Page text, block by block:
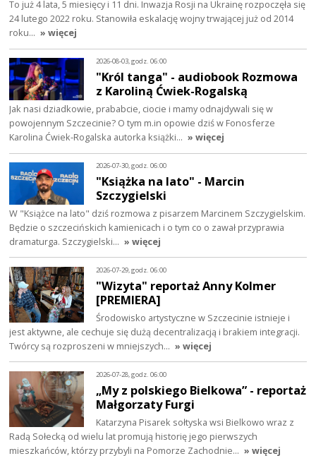
To już 4 lata, 5 miesięcy i 11 dni. Inwazja Rosji na Ukrainę rozpoczęła się
24 lutego 2022 roku. Stanowiła eskalację wojny trwającej już od 2014
roku… » więcej
2026-08-03, godz. 06:00
"Król tanga" - audiobook Rozmowa
z Karoliną Ćwiek-Rogalską
Jak nasi dziadkowie, prababcie, ciocie i mamy odnajdywali się w
powojennym Szczecinie? O tym m.in opowie dziś w Fonosferze
Karolina Ćwiek-Rogalska autorka książki… » więcej
2026-07-30, godz. 06:00
"Książka na lato" - Marcin
Szczygielski
W "Książce na lato" dziś rozmowa z pisarzem Marcinem Szczygielskim.
Będzie o szczecińskich kamienicach i o tym co o zawał przyprawia
dramaturga. Szczygielski… » więcej
2026-07-29, godz. 06:00
"Wizyta" reportaż Anny Kolmer
[PREMIERA]
Środowisko artystyczne w Szczecinie istnieje i
jest aktywne, ale cechuje się dużą decentralizacją i brakiem integracji.
Twórcy są rozproszeni w mniejszych… » więcej
2026-07-28, godz. 06:00
„My z polskiego Bielkowa” - reportaż
Małgorzaty Furgi
Katarzyna Pisarek sołtyska wsi Bielkowo wraz z
Radą Sołecką od wielu lat promują historię jego pierwszych
mieszkańców, którzy przybyli na Pomorze Zachodnie… » więcej